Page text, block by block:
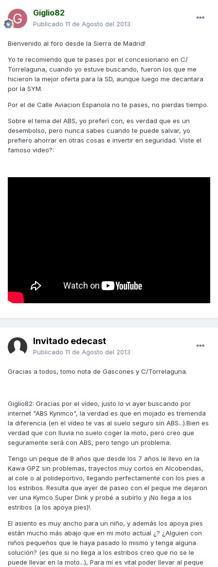
Giglio82
Publicado 11 de Agosto del 2013
Bienvenido al foro desde la Sierra de Madrid!
Yo te recomiendo que te pases por el concesionario en C/
Torrelaguna, cuando yo estuve buscando, fueron los que me
hicieron la mejor oferta para la SD, aunque luego me decantara
por la SYM.
Por el de Calle Aviacion Espanola no te pases, no pierdas tiempo.
Sobre el tema del ABS, yo preferì con, es verdad que es un
desembolso, pero nunca sabes cuando te puede salvar, yo
prefiero ahorrar en otras cosas e invertir en seguridad. Viste el
famoso video?:
Invitado edecast
Publicado 11 de Agosto del 2013
Gracias a todos, tomo nota de Gascones y C/Torrelaguna.
Giglio82: Gracias por el vídeo, justo lo vi ayer buscando por
internet "ABS Kynmco", la verdad es que en mojado es tremenda
la diferencia (en el vídeo te vas al suelo seguro sin ABS...).Bien es
verdad que con lluvia no suelo coger la moto, pero creo que
seguramente será con ABS, pero tengo un problema:
Tengo un peque de 8 años que desde los 7 años le llevo en la
Kawa GPZ sin problemas, trayectos muy cortos en Alcobendas,
al cole o al polideportivo, llegando perfectamente con los pies a
los estribos. Resulta que ayer de paseo con el peque me dejaron
ver una Kymco Super Dink y probé a subirlo y ¡No llega a los
estribos (a los apoya pies)!.
El asiento es muy ancho para un niño, y además los apoya pies
están mucho más abajo que en mi moto actual ¿? ¿Alguien con
niños pequeños que le haya pasado lo mismo y tenga alguna
solución? (es que si no llega a los estribos creo que no se le
puede llevar en la moto...), Para mí es vital poder llevar al peque